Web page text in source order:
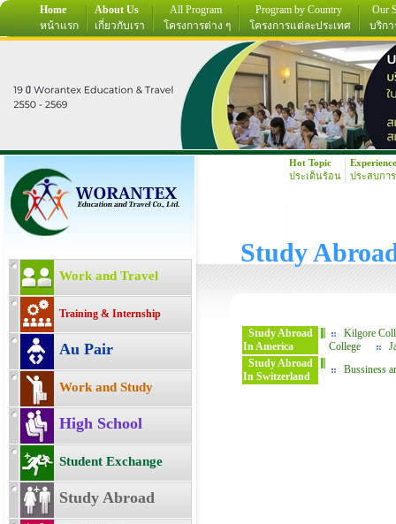
Home
หน้าแรก
About Us
เกี่ยวกับเรา
All Program
โครงการต่าง ๆ
Program by Country
โครงการแต่ละประเทศ
Our
บริกา
Work and Travel
Training & Internship
Au Pair
Work and Study
High School
Student Exchange
Study Abroad
Hot Topic
ประเด็นร้อน
Experience
ประสบกา
Study
Study Abroad
In America
Kilgore
College
Study Abroad
In Switzerland
Bussiness